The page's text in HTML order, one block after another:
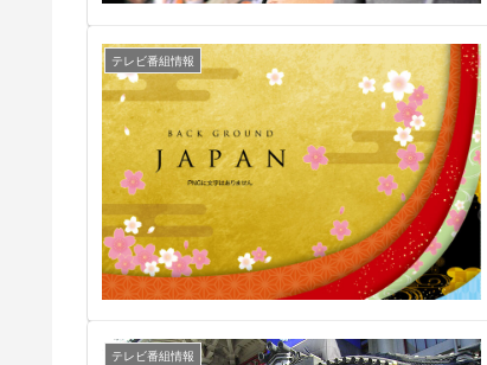
テレビ番組情報
テレビ番組情報